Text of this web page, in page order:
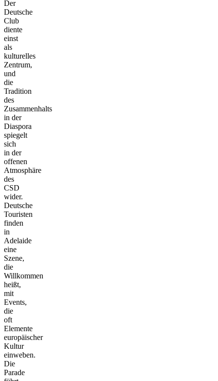
Der
Deutsche
Club
diente
einst
als
kulturelles
Zentrum,
und
die
Tradition
des
Zusammenhalts
in der
Diaspora
spiegelt
sich
in der
offenen
Atmosphäre
des
CSD
wider.
Deutsche
Touristen
finden
in
Adelaide
eine
Szene,
die
Willkommen
heißt,
mit
Events,
die
oft
Elemente
europäischer
Kultur
einweben.
Die
Parade